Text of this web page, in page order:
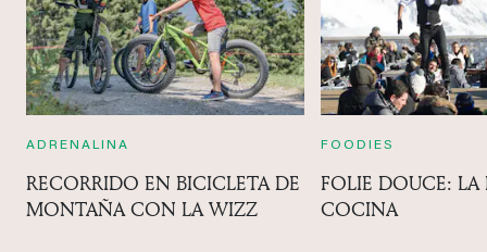
ADRENALINA
RECORRIDO EN BICICLETA DE
MONTAÑA CON LA WIZZ
FOODIES
FOLIE DOUCE: LA
COCINA